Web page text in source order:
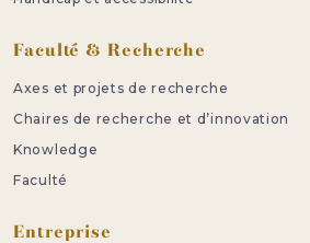
Faculté & Recherche
Axes et projets de recherche
Chaires de recherche et d’innovation
Knowledge
Faculté
Entreprise